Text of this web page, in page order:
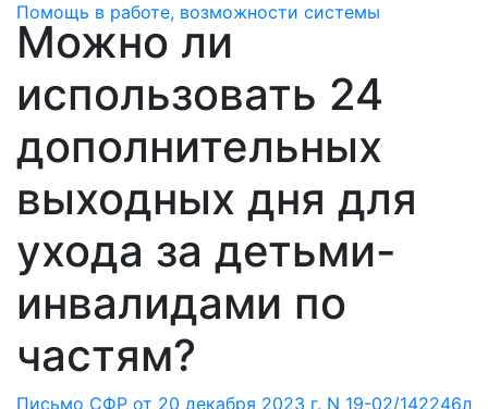
Помощь в работе, возможности системы
Можно ли
использовать 24
дополнительных
выходных дня для
ухода за детьми-
инвалидами по
частям?
Письмо СФР от 20 декабря 2023 г. N 19-02/142246л